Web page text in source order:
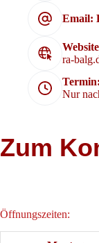
Email:
ra-
Termin:
Nur
Zum
Öffnungszeiten: